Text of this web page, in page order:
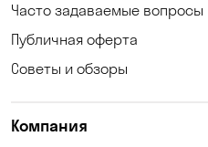
Кременчуг
Кропивницкий
Часто задаваемые вопросы
Публичная оферта
Советы и обзоры
Компания